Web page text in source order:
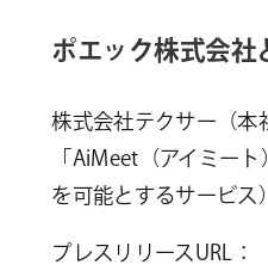
ポエック株式会社
株式会社テクサー（
「AiMeet（アイミー
を可能とするサービス
プレスリリースURL：